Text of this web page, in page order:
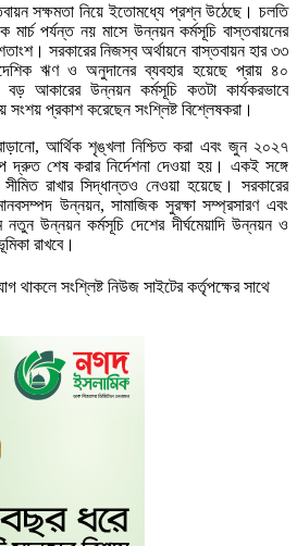
সক্ষমতা নিয়ে ইতোমধ্যে প্রশ্ন উঠেছে। চলতি
পর্যন্ত নয় মাসে উন্নয়ন কর্মসূচি বাস্তবায়নের
সরকারের নিজস্ব অর্থায়নে বাস্তবায়ন হার ৩৩
ঋণ ও অনুদানের ব্যবহার হয়েছে প্রায় ৪০
আকারের উন্নয়ন কর্মসূচি কতটা কার্যকরভাবে
সংশয় প্রকাশ করেছেন সংশ্লিষ্ট বিশ্লেষকরা।
আর্থিক শৃঙ্খলা নিশ্চিত করা এবং জুন ২০২৭
দ্রুত শেষ করার নির্দেশনা দেওয়া হয়। একই সঙ্গে
রাখার সিদ্ধান্তও নেওয়া হয়েছে। সরকারের
উন্নয়ন, সামাজিক সুরক্ষা সম্প্রসারণ এবং
উন্নয়ন কর্মসূচি দেশের দীর্ঘমেয়াদি উন্নয়ন ও
রাখবে।
সংশ্লিষ্ট নিউজ সাইটের কর্তৃপক্ষের সাথে